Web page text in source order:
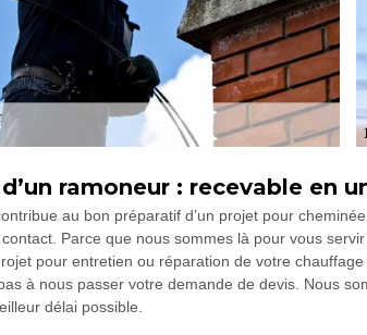
ramoneur : recevable en
au bon préparatif d’un projet pour
Parce que nous sommes là pour vous
pour entretien ou réparation de votre
à nous passer votre demande de devis. Nous
délai possible.